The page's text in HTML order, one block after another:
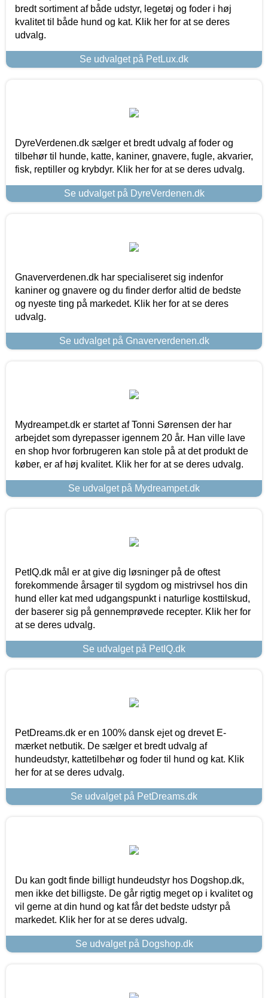
bredt sortiment af både udstyr, legetøj og foder i høj
kvalitet til både hund og kat. Klik her for at se deres
udvalg.
Se udvalget på PetLux.dk
DyreVerdenen.dk sælger et bredt udvalg af foder og
tilbehør til hunde, katte, kaniner, gnavere, fugle, akvarier,
fisk, reptiller og krybdyr. Klik her for at se deres udvalg.
Se udvalget på DyreVerdenen.dk
Gnaververdenen.dk har specialiseret sig indenfor
kaniner og gnavere og du finder derfor altid de bedste
og nyeste ting på markedet. Klik her for at se deres
udvalg.
Se udvalget på Gnaververdenen.dk
Mydreampet.dk er startet af Tonni Sørensen der har
arbejdet som dyrepasser igennem 20 år. Han ville lave
en shop hvor forbrugeren kan stole på at det produkt de
køber, er af høj kvalitet. Klik her for at se deres udvalg.
Se udvalget på Mydreampet.dk
PetIQ.dk mål er at give dig løsninger på de oftest
forekommende årsager til sygdom og mistrivsel hos din
hund eller kat med udgangspunkt i naturlige kosttilskud,
der baserer sig på gennemprøvede recepter. Klik her for
at se deres udvalg.
Se udvalget på PetIQ.dk
PetDreams.dk er en 100% dansk ejet og drevet E-
mærket netbutik. De sælger et bredt udvalg af
hundeudstyr, kattetilbehør og foder til hund og kat. Klik
her for at se deres udvalg.
Se udvalget på PetDreams.dk
Du kan godt finde billigt hundeudstyr hos Dogshop.dk,
men ikke det billigste. De går rigtig meget op i kvalitet og
vil gerne at din hund og kat får det bedste udstyr på
markedet. Klik her for at se deres udvalg.
Se udvalget på Dogshop.dk